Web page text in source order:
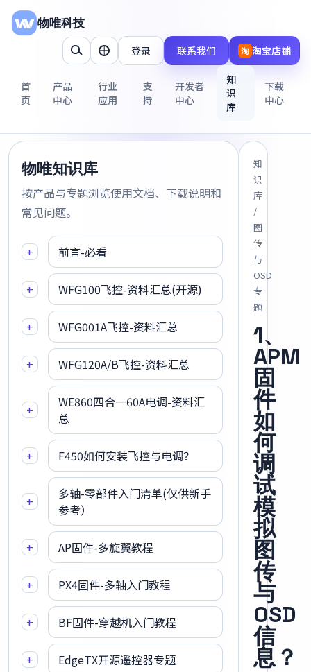
物唯科技
首
页
产品
中心
行业
应用
支
持
开发者
中心
知
识
库
下载
中心
登录 联系我们 淘 淘宝店铺
物唯知识库
按产品与专题浏览使用文档、下载说明和
常见问题。
+ 前言-必看
+ WFG100飞控-资料汇总(开源)
+ WFG001A飞控-资料汇总
+ WFG120A/B飞控-资料汇总
+
WE860四合一60A电调-资料汇
总
+ F450如何安装飞控与电调？
+
多轴-零部件入门清单(仅供新手
参考）
+ AP固件-多旋翼教程
+ PX4固件-多轴入门教程
+ BF固件-穿越机入门教程
+ EdgeTX开源遥控器专题
知
识
库
/
图
传
与
OSD
专
题
1、
APM
固
件
如
何
调
试
模
拟
图
传
与
OSD
信
息？